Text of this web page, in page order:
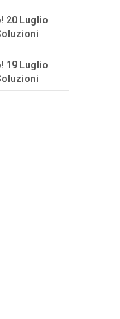
20 Luglio
19 Luglio